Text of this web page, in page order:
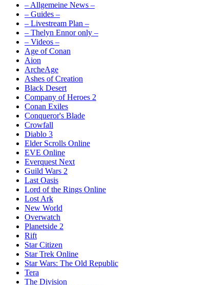
– Allgemeine News –
– Guides –
– Livestream Plan –
– Thelyn Ennor only –
– Videos –
Age of Conan
Aion
ArcheAge
Ashes of Creation
Black Desert
Company of Heroes 2
Conan Exiles
Conqueror's Blade
Crowfall
Diablo 3
Elder Scrolls Online
EVE Online
Everquest Next
Guild Wars 2
Last Oasis
Lord of the Rings Online
Lost Ark
New World
Overwatch
Planetside 2
Rift
Star Citizen
Star Trek Online
Star Wars: The Old Republic
Tera
The Division